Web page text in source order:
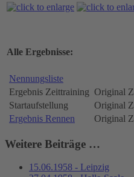
Alle Ergebnisse:
Nennungsliste
Ergebnis Zeittraining Original
Startaufstellung
Original
Ergebnis Rennen
Original
Weitere Beiträge …
15.06.1958 - Leipzig